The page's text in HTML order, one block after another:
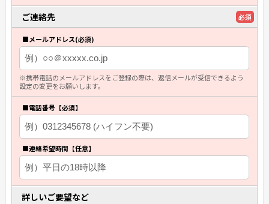
ご連絡先 必須
■メールアドレス(必須)
※携帯電話のメールアドレスをご登録の際は、返信メールが受信できるよう
設定の変更をお願いします。
■電話番号【必須】
■連絡希望時間【任意】
詳しいご要望など